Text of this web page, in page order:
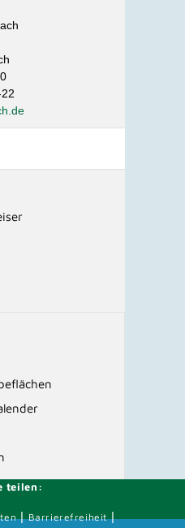
teilen:
|Barrierefreiheit|